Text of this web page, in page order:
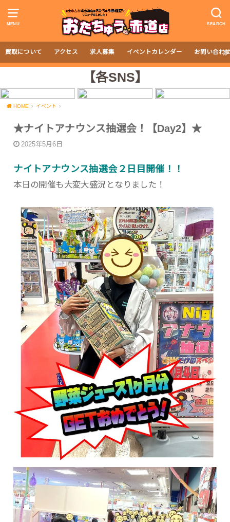
MENU SEARCH
買取について アクセス 求人募集 イベントカレンダー お問い合わ
【各SNS】
HOME イベント
★ナイトアナウンス抽選会！【Day2】★
2025年5月6日
ナイトアナウンス抽選会２日目開催！！
本日の開催も大変大盛況となりました！